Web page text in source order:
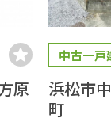
原
中古一戸
浜松市
町